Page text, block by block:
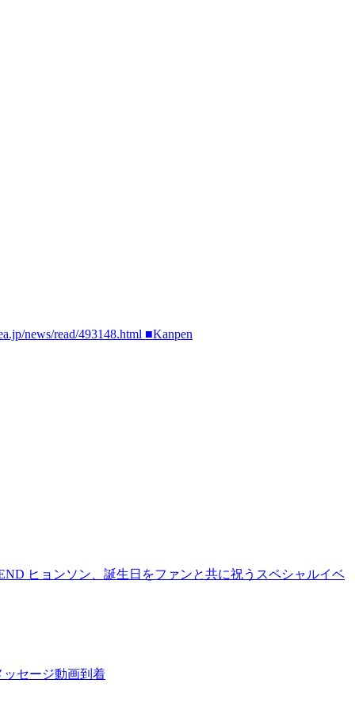
news/read/493148.html ■Kanpen
ヒョンソン、誕生日をファンと共に祝うスペシャルイベ
ッセージ動画到着